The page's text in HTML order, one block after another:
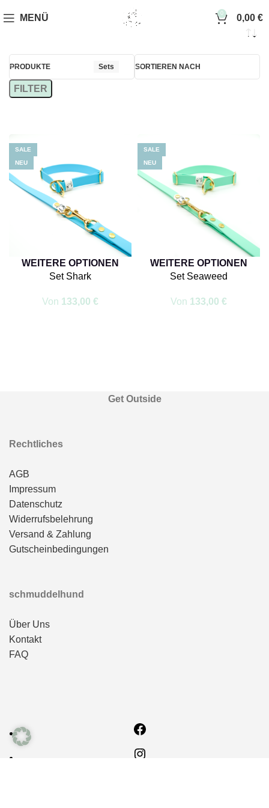
MENÜ 0 0,00 €
PRODUKTE Sets SORTIEREN NACH
FILTER
SALE
NEU
WEITERE OPTIONEN
Set Shark
Von 133,00 €
SALE
NEU
WEITERE OPTIONEN
Set Seaweed
Von 133,00 €
Get Outside
Rechtliches
AGB
Impressum
Datenschutz
Widerrufsbelehrung
Versand & Zahlung
Gutscheinbedingungen
schmuddelhund
Über Uns
Kontakt
FAQ